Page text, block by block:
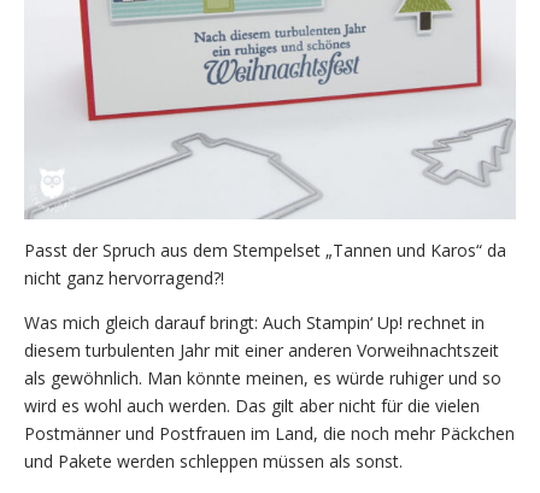
Passt der Spruch aus dem Stempelset „Tannen und Karos“ da
nicht ganz hervorragend?!
Was mich gleich darauf bringt: Auch Stampin‘ Up! rechnet in
diesem turbulenten Jahr mit einer anderen Vorweihnachtszeit
als gewöhnlich. Man könnte meinen, es würde ruhiger und so
wird es wohl auch werden. Das gilt aber nicht für die vielen
Postmänner und Postfrauen im Land, die noch mehr Päckchen
und Pakete werden schleppen müssen als sonst.